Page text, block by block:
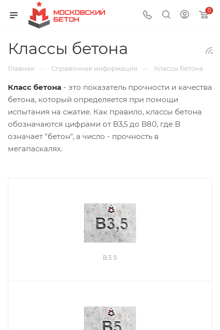
0
Классы бетона
Главная — Справочная информация — Классы бетона
Класс бетона - это показатель прочности и качества
бетона, который определяется при помощи
испытания на сжатие. Как правило, классы бетона
обозначаются цифрами от B3,5 до B80, где B
означает "бетон", а число - прочность в
мегапаскалях.
В3 5